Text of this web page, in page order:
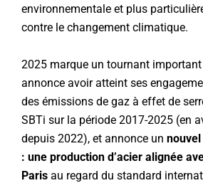
environnementale et plus
contre le changement climatique.
2025 marque un tournant important
annonce avoir atteint ses
des émissions de gaz à effet de
SBTi sur la période 2017-2025 (en
depuis 2022), et annonce un
: une production d’acier alignée
Paris au regard du standard